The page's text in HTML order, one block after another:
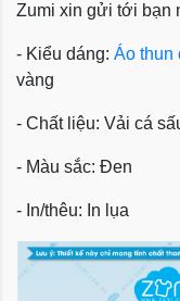
Zumi xin gửi tới bạn
- Kiểu dáng: Áo thun
vàng
- Chất liệu: Vải cá
- Màu sắc: Đen
- In/thêu: In lụa